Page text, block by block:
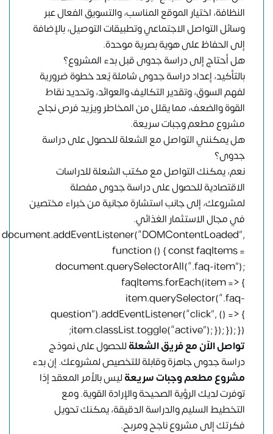
النظافة، اختيار الموقع المناسب، والتسويق الفعال عبر
وسائل التواصل الاجتماعي وتطبيقات التوصيل، بالإضافة
إلى الحفاظ على هوية بصرية موحدة.
هل أحتاج إلى دراسة جدوى قبل بدء المشروع؟
بالتأكيد، إعداد دراسة جدوى شاملة يُعد خطوة ضرورية
لفهم السوق، وتقدير التكاليف والعوائد، وتحديد نقاط
القوة والضعف، مما يقلل من المخاطر ويزيد فرص نجاح
مشروع مطعم وجبات سريعة.
هل يمكنني التواصل مع الشعلة للحصول على دراسة
جدوى؟
نعم، يمكنك التواصل مع مكتب الشعلة للدراسات
الاقتصادية للحصول على دراسة جدوى مفصلة
لمشروعك، إلى جانب استشارة مجانية من خبراء مختصين
في مجال الاستثمار الغذائي.
document.addEventListener(“DOMContentLoaded”,
function () { const faqItems =
document.querySelectorAll(“.faq-item”);
faqItems.forEach(item => {
item.querySelector(“.faq-
question”).addEventListener(“click”, () => {
item.classList.toggle(“active”); }); }); });
تواصل الآن معفريق الشعلةللحصول على نموذج
دراسة جدوى جاهزة وقابلة للتخصيص لمشروعك. إن بدء
مشروع مطعم وجبات سريعةليس بالأمر المعقد إذا
توفرت لديك الرؤية الصحيحة والإرادة القوية. ومع
التخطيط السليم والدراسة الدقيقة، يمكنك تحويل
فكرتك إلى مشروع ناجح ومربح.